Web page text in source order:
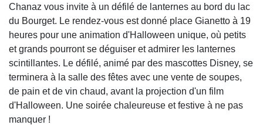
Chanaz vous invite à un défilé de lanternes au bord du lac
du Bourget. Le rendez-vous est donné place Gianetto à 19
heures pour une animation d'Halloween unique, où petits
et grands pourront se déguiser et admirer les lanternes
scintillantes. Le défilé, animé par des mascottes Disney, se
terminera à la salle des fêtes avec une vente de soupes,
de pain et de vin chaud, avant la projection d'un film
d'Halloween. Une soirée chaleureuse et festive à ne pas
manquer !